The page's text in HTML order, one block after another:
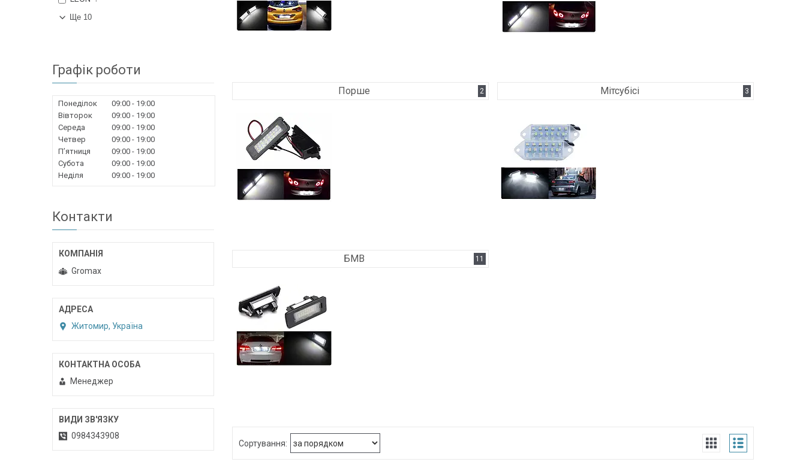
Порше 2 Мітсубісі 3
БМВ 11
Ще 10
Графік роботи
Понеділок 09:00
19:00
Вівторок
09:00
19:00
Середа
09:00
19:00
Четвер
09:00
19:00
Пʼятниця
09:00
19:00
Субота
09:00
19:00
Неділя
09:00 19:00
Контакти
Gromax
Житомир, Україна
Менеджер
0984343908